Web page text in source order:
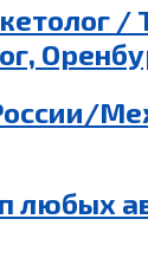
/
любых